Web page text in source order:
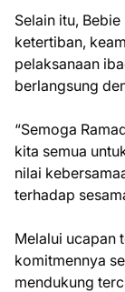
Selain itu,
ketertiban,
pelaksanaan
berlangsung
“Semoga
kita semua
nilai
terhadap
Melalui ucapan
komitmennya
mendukung